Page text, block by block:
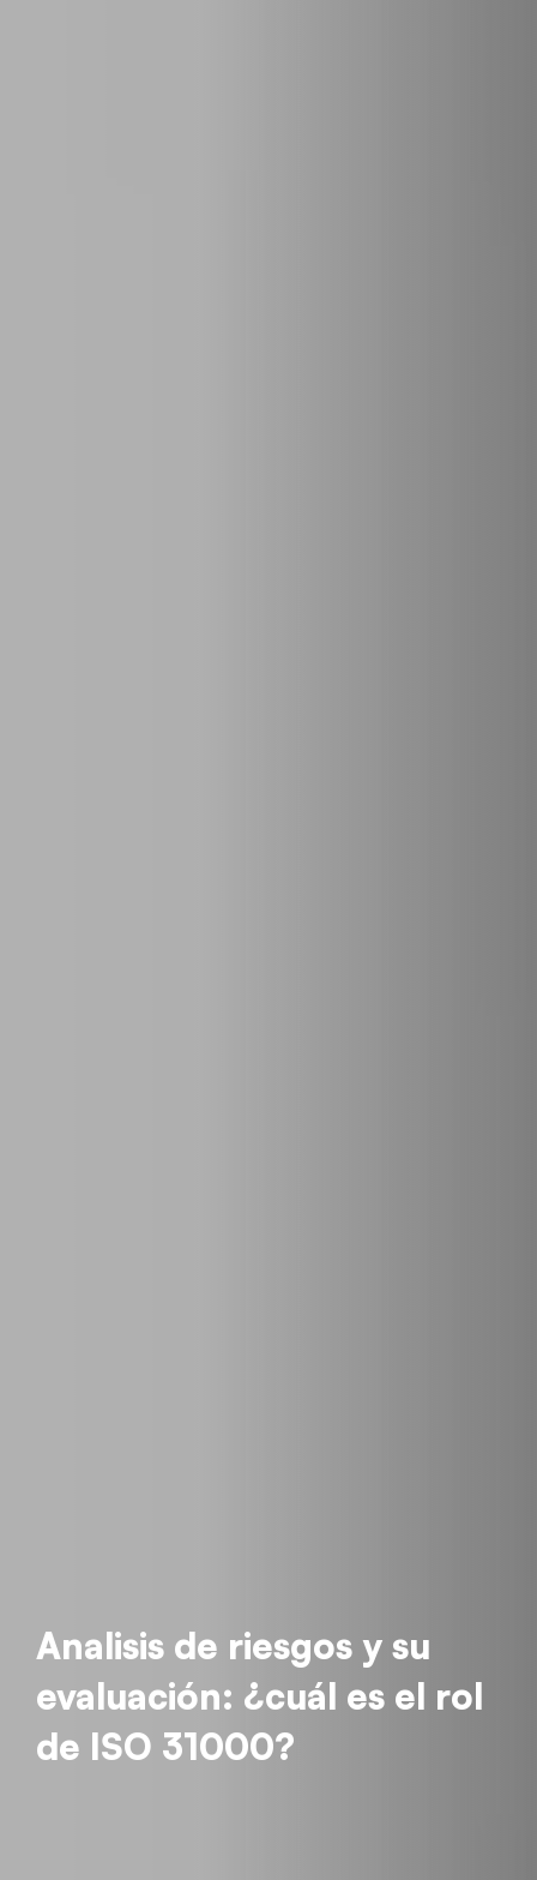
Analisis de riesgos y su
evaluación: ¿cuál es el rol
de ISO 31000?